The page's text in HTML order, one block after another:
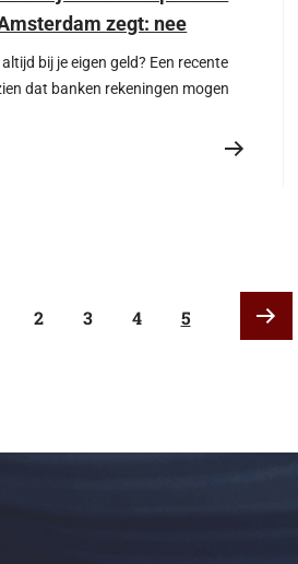
zegt: nee
bij je eigen geld? Een recente
dat banken rekeningen mogen
compliance-verplichtingen en de
2 3 4 5